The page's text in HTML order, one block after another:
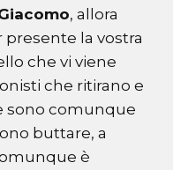
, allora
la vostra
che vi viene
che ritirano e
sono comunque
buttare, a
è